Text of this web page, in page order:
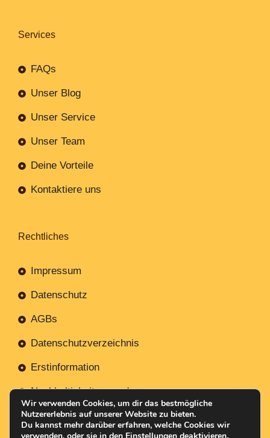
Services
FAQs
Unser Blog
Unser Service
Unser Team
Deine Vorteile
Kontaktiere uns
Rechtliches
Impressum
Datenschutz
AGBs
Datenschutzverzeichnis
Erstinformation
Nachhaltigkeitsverordnung
Wir verwenden Cookies, um dir das bestmögliche
Nutzererlebnis auf unserer Website zu bieten.
Du kannst mehr darüber erfahren, welche Cookies wir